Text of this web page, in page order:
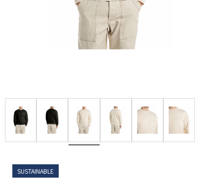
SUSTAINABLE